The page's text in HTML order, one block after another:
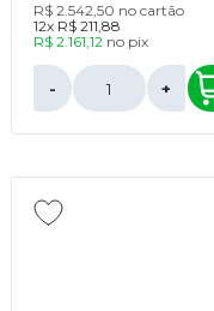
R$ 2.542,50 no cartão
12x R$ 211,88
R$ 2.161,12 no pix
- +